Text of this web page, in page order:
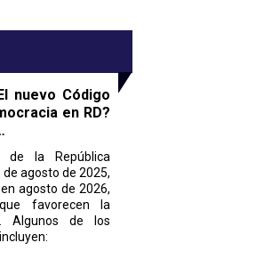
nuevo Código
en RD?
de la República
agosto de 2025,
agosto de 2026,
favorecen la
Algunos de los